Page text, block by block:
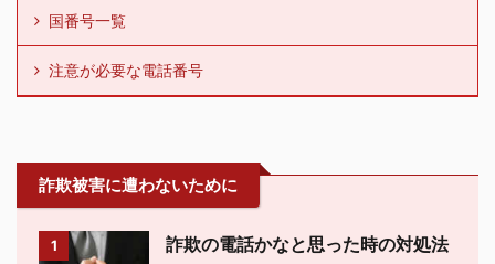
国番号一覧
注意が必要な電話番号
詐欺被害に遭わないために
1 詐欺の電話かなと思った時の対処法